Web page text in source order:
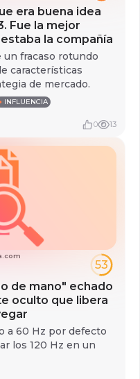
era buena idea
Fue la mejor
la compañía
fracaso rotundo
características
de mercado.
INFLUENCIA
0 13
53
de mano" echado
oculto que libera
a 60 Hz por defecto
los 120 Hz en un